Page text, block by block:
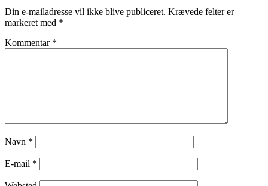
Din e-mailadresse vil ikke blive publiceret. Krævede felter er
markeret med *
Kommentar *
Navn *
E-mail *